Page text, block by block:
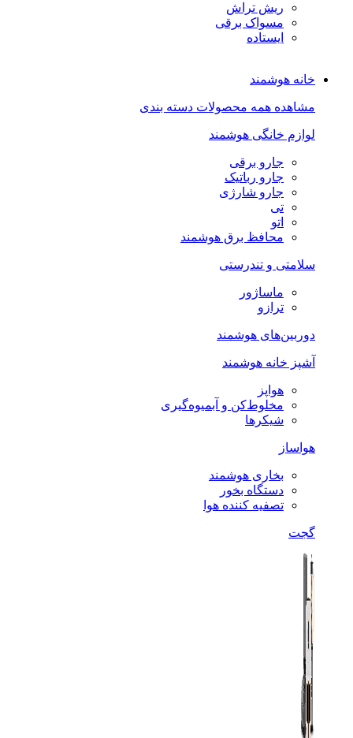
ریش تراش
مسواک برقی
ایستاده
خانه هوشمند
مشاهده همه محصولات دسته بندی
لوازم خانگی هوشمند
جارو برقی
جارو رباتیک
جارو شارژی
تی
اتو
محافظ برق هوشمند
سلامتی و تندرستی
ماساژور
ترازو
دوربین‌های هوشمند
آشپز خانه هوشمند
هواپز
مخلوط‌کن و آبمیوه‌گیری
شیکرها
هواساز
بخاری هوشمند
دستگاه بخور
تصفیه کننده هوا
گجت